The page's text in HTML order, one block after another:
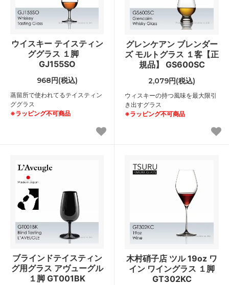
ウイスキー テイスティン
ググラス １脚
GJ155SO
968円(税込)
蒸留所で使われてるテイスティン
ググラス
※ラッピング不可商品
グレンケアン ブレンダー
ズ モルトグラス １客【正
規品】 GS600SC
2,079円(税込)
ウィスキーの持つ風味を最大限引
き出すグラス
※ラッピング不可商品
ブラインドテイスティン
グ用グラス アヴューグル
１脚 GT001BK
木村硝子店 ツル 19oz ワ
イン ワイングラス １脚
GT302KC